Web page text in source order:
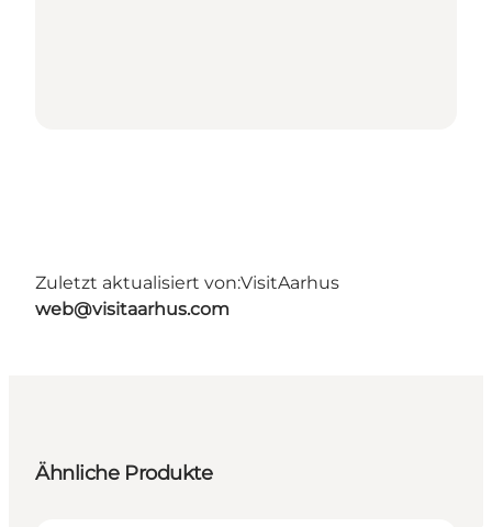
Zuletzt aktualisiert von:VisitAarhus
web@visitaarhus.com
Ähnliche Produkte